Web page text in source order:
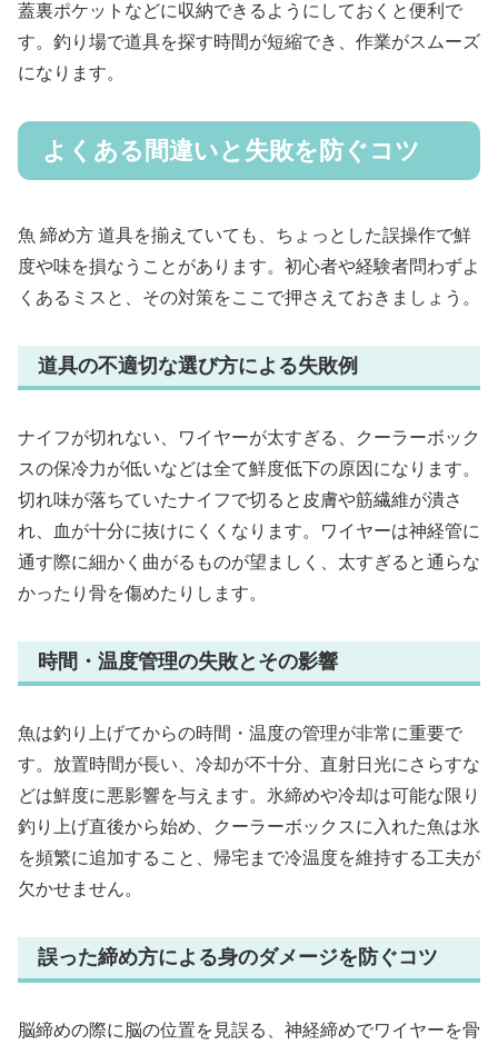
蓋裏ポケットなどに収納できるようにしておくと便利で
す。釣り場で道具を探す時間が短縮でき、作業がスムーズ
になります。
よくある間違いと失敗を防ぐコツ
魚 締め方 道具を揃えていても、ちょっとした誤操作で鮮
度や味を損なうことがあります。初心者や経験者問わずよ
くあるミスと、その対策をここで押さえておきましょう。
道具の不適切な選び方による失敗例
ナイフが切れない、ワイヤーが太すぎる、クーラーボック
スの保冷力が低いなどは全て鮮度低下の原因になります。
切れ味が落ちていたナイフで切ると皮膚や筋繊維が潰さ
れ、血が十分に抜けにくくなります。ワイヤーは神経管に
通す際に細かく曲がるものが望ましく、太すぎると通らな
かったり骨を傷めたりします。
時間・温度管理の失敗とその影響
魚は釣り上げてからの時間・温度の管理が非常に重要で
す。放置時間が長い、冷却が不十分、直射日光にさらすな
どは鮮度に悪影響を与えます。氷締めや冷却は可能な限り
釣り上げ直後から始め、クーラーボックスに入れた魚は氷
を頻繁に追加すること、帰宅まで冷温度を維持する工夫が
欠かせません。
誤った締め方による身のダメージを防ぐコツ
脳締めの際に脳の位置を見誤る、神経締めでワイヤーを骨